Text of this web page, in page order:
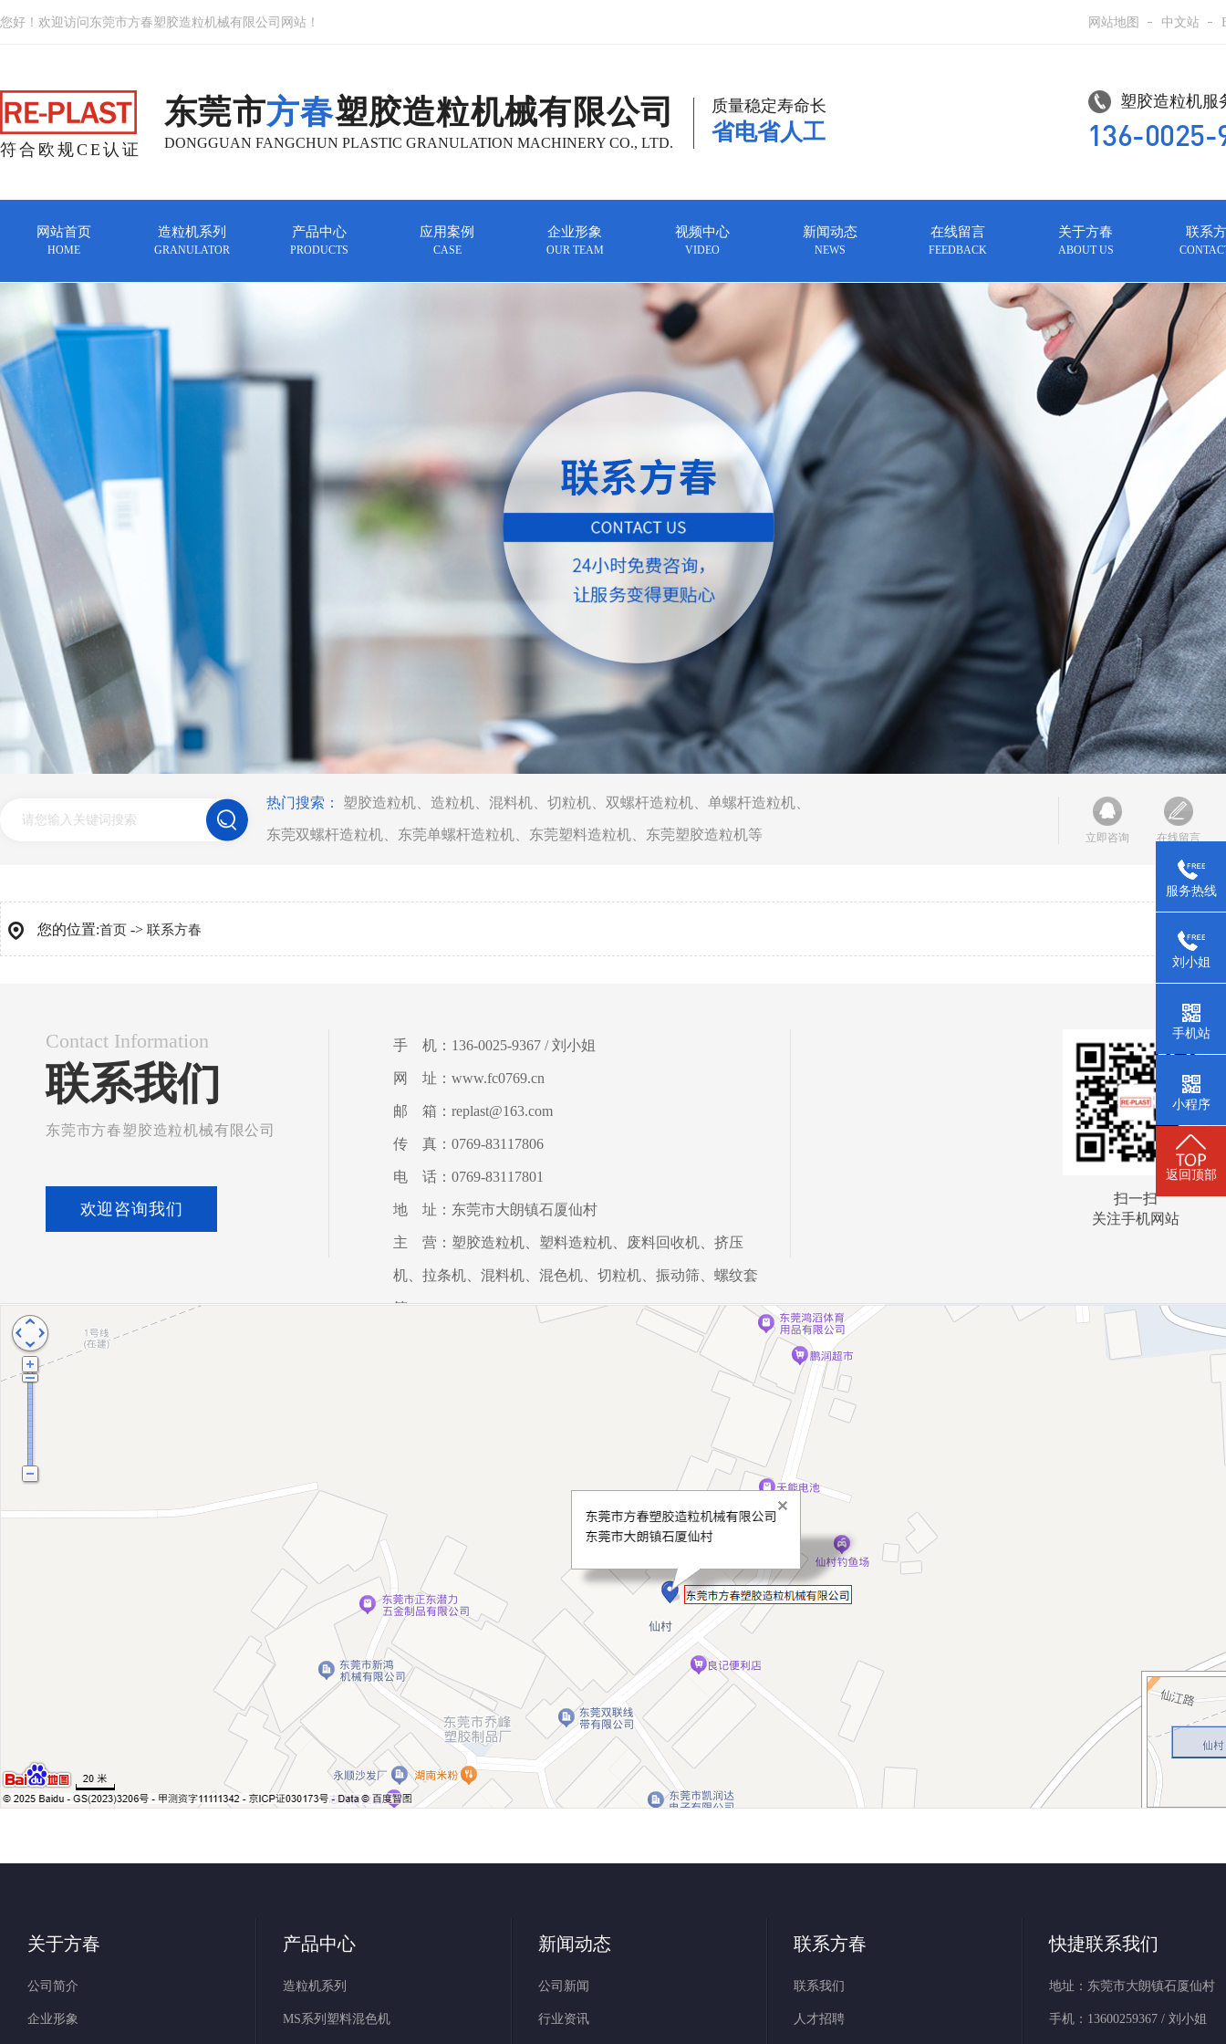
您好！欢迎访问东莞市方春塑胶造粒机械有限公司网站！ 网站地图 中文站
符合欧规CE认证
东莞市方春塑胶造粒机械有限公司
DONGGUAN FANGCHUN PLASTIC GRANULATION MACHINERY CO., LTD.
质量稳定寿命长
省电省人工
塑胶造粒机服
136-0025-
网站首页
HOME
造粒机系列
GRANULATOR
产品中心
PRODUCTS
应用案例
CASE
企业形象
OUR TEAM
视频中心
VIDEO
新闻动态
NEWS
在线留言
FEEDBACK
关于方春
ABOUT US
联系
立即咨询 在线留言
热门搜索： 塑胶造粒机 造粒机 混料机 切粒机 双螺杆造粒机 单螺杆造粒机
东莞双螺杆造粒机 东莞单螺杆造粒机 东莞塑料造粒机 东莞塑胶造粒机等
您的位置:首页 -> 联系方春
Contact Information
联系我们
东莞市方春塑胶造粒机械有限公司
欢迎咨询我们
手 机：136-0025-9367 / 刘小姐
网 址：www.fc0769.cn
邮 箱：replast@163.com
传 真：0769-83117806
电 话：0769-83117801
地 址：东莞市大朗镇石厦仙村
主 营：塑胶造粒机、塑料造粒机、废料回收机、挤压
机、拉条机、混料机、混色机、切粒机、振动筛、螺纹套
等
扫一扫
关注手机网站
关于方春
公司简介
企业形象
产品中心
造粒机系列
MS系列塑料混色机
新闻动态
公司新闻
行业资讯
联系方春
联系我们
人才招聘
快捷联系我们
地址：东莞市大朗镇石厦仙村
手机：13600259367 / 刘小姐
服务热线
刘小姐
手机站
小程序
返回顶部